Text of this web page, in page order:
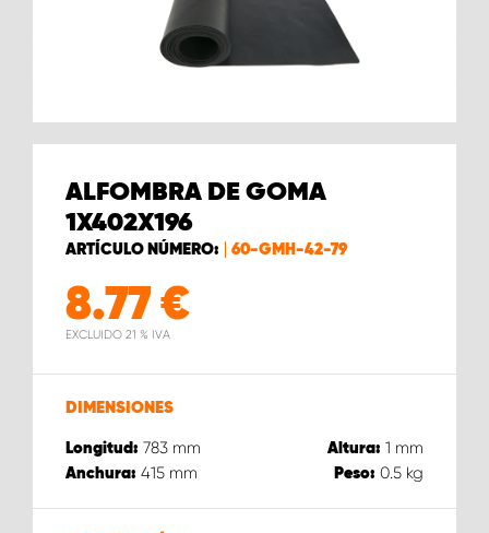
ALFOMBRA DE GOMA
1X402X196
ARTÍCULO NÚMERO: 60-GMH-42-79
8.77€
EXCLUIDO 21 % IVA
DIMENSIONES
Longitud: 783 mm Altura: 1 mm
Anchura: 415 mm Peso: 0.5 kg